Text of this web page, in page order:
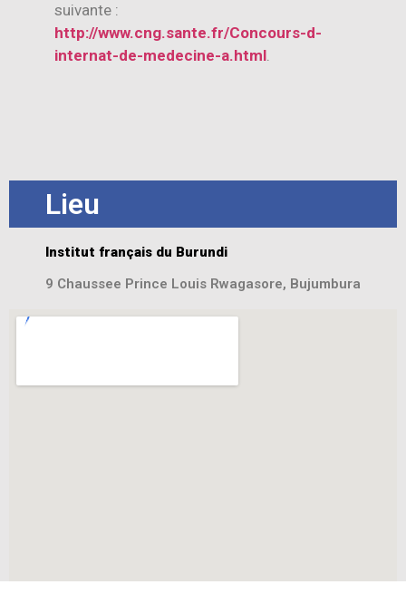
suivante :
http://www.cng.sante.fr/Concours-d-
internat-de-medecine-a.html.
Lieu
Institut français du Burundi
9 Chaussee Prince Louis Rwagasore, Bujumbura